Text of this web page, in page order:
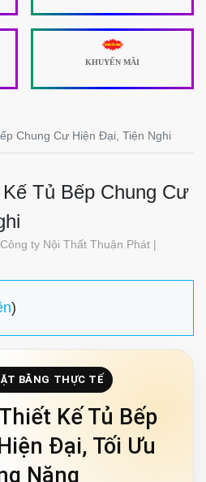
KHUYẾN MÃI
Chung Cư Hiện Đại, Tiện Nghi
Tủ Bếp Chung Cư
ty Nội Thất Thuận Phát |
)
BẰNG THỰC TẾ
Kế Tủ Bếp
Đại, Tối Ưu
Năng